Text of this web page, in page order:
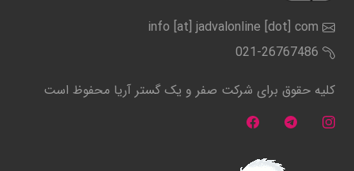
info [at] jadvalonline [dot] com
021-26767486
کلیه حقوق برای شرکت صفر و یک گستر آریا محفوظ است